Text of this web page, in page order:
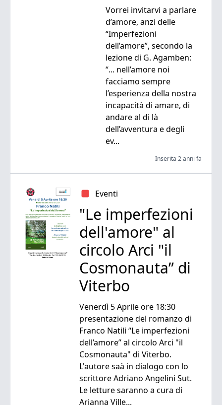
Vorrei invitarvi a parlare
d’amore, anzi delle
“Imperfezioni
dell’amore”, secondo la
lezione di G. Agamben:
“... nell’amore noi
facciamo sempre
l’esperienza della nostra
incapacità di amare, di
andare al di là
dell’avventura e degli
ev...
Inserita 2 anni fa
Eventi
"Le imperfezioni
dell'amore" al
circolo Arci "il
Cosmonauta” di
Viterbo
Venerdì 5 Aprile ore 18:30
presentazione del romanzo di
Franco Natili “Le imperfezioni
dell’amore” al circolo Arci "il
Cosmonauta" di Viterbo.
L'autore saà in dialogo con lo
scrittore Adriano Angelini Sut.
Le letture saranno a cura di
Arianna Ville...